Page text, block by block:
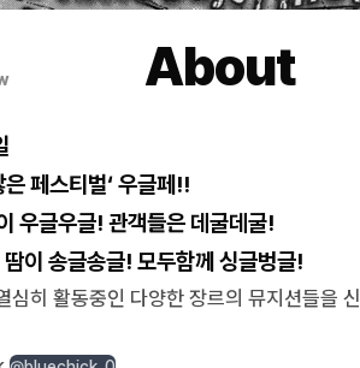
About
페스티벌‘ 우글페!!
우글우글! 관객들은 데굴데굴!
이 송글송글! 모두함께 싱글벙글!
심히 활동중인 다양한 장르의 뮤지션들을